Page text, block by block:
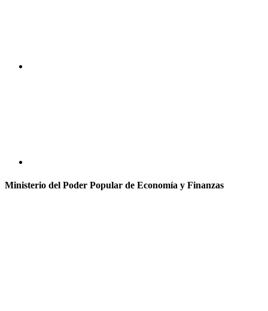
Ministerio del Poder Popular de Economía y Finanzas